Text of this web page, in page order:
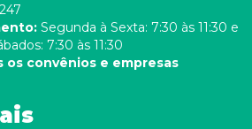
Segunda à Sexta: 7:30 às 11:30 e
7:30 às 11:30
convênios e empresas